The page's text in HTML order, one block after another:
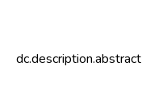
dc.description.abstract